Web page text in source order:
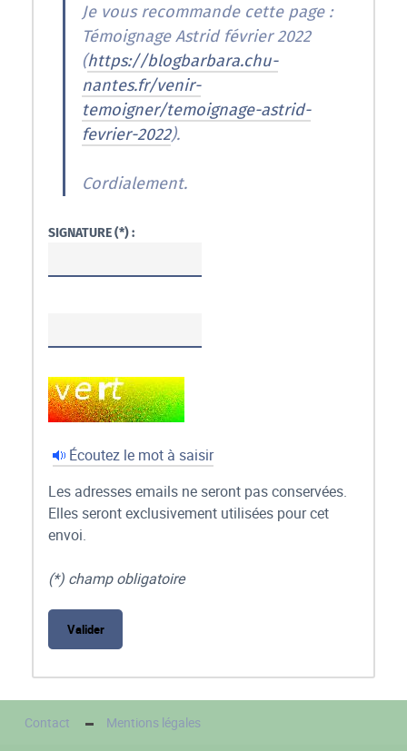
Je vous recommande cette page :
Témoignage Astrid février 2022
(https://blogbarbara.chu-
nantes.fr/venir-
temoigner/temoignage-astrid-
fevrier-2022).
Cordialement.
SIGNATURE (*) :
Écoutez le mot à saisir
Les adresses emails ne seront pas conservées.
Elles seront exclusivement utilisées pour cet
envoi.
(*) champ obligatoire
Contact Mentions légales